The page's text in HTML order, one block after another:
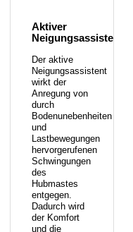
Aktiver
Neigungsassistent:
Der aktive
Neigungsassistent
wirkt der
Anregung von
durch
Bodenunebenheiten
und
Lastbewegungen
hervorgerufenen
Schwingungen
des
Hubmastes
entgegen.
Dadurch wird
der Komfort
und die